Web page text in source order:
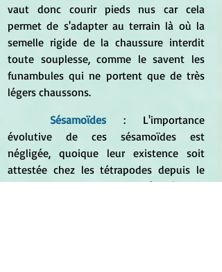
vaut donc courir pieds nus car cela
permet de s'adapter au terrain là où la
semelle rigide de la chaussure interdit
toute souplesse, comme le savent les
funambules qui ne portent que de très
légers chaussons.
Sésamoïdes : L'importance
évolutive de ces sésamoïdes est
négligée, quoique leur existence soit
attestée chez les tétrapodes depuis le
Permien, il y a 280 millions d'années. Un